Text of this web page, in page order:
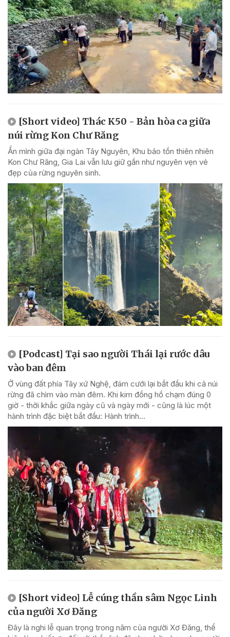
[Short video] Thác K50 - Bản hòa ca giữa
núi rừng Kon Chư Răng
Ẩn mình giữa đại ngàn Tây Nguyên, Khu bảo tồn thiên nhiên
Kon Chư Răng, Gia Lai vẫn lưu giữ gần như nguyên vẹn vẻ
đẹp của rừng nguyên sinh.
[Podcast] Tại sao người Thái lại rước dâu
vào ban đêm
Ở vùng đất phía Tây xứ Nghệ, đám cưới lại bắt đầu khi cả núi
rừng đã chìm vào màn đêm. Khi kim đồng hồ chạm đúng 0
giờ - thời khắc giữa ngày cũ và ngày mới - cũng là lúc một
hành trình đặc biệt bắt đầu: Hành trình...
[Short video] Lễ cúng thần sâm Ngọc Linh
của người Xơ Đăng
Đây là nghi lễ quan trọng trong năm của người Xơ Đăng, thể